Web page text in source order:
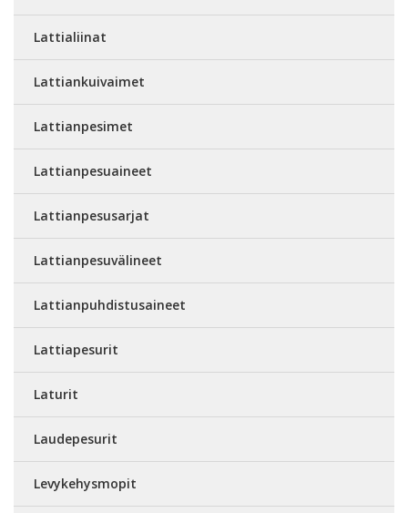
Lattialiinat
Lattiankuivaimet
Lattianpesimet
Lattianpesuaineet
Lattianpesusarjat
Lattianpesuvälineet
Lattianpuhdistusaineet
Lattiapesurit
Laturit
Laudepesurit
Levykehysmopit